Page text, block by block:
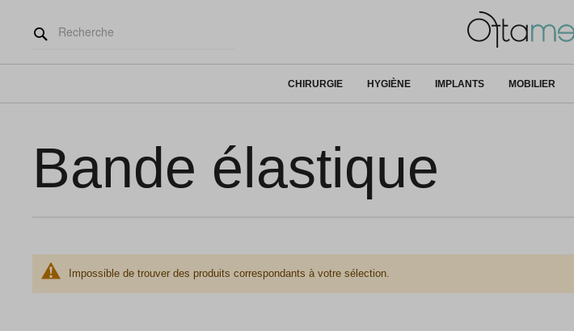
CHIRURGIE HYGIÈNE IMPLANTS MOBILIER
Bande élastique
Impossible de trouver des produits correspondants à votre sélection.